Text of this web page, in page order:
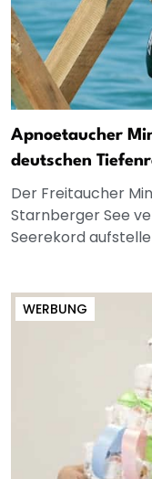
Apnoetaucher
deutschen
Der Freitaucher
Starnberger See
Seerekord
WERBUNG